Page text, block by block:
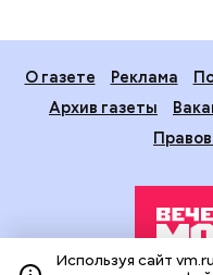
О газете Реклама
Архив газеты
Используя сайт